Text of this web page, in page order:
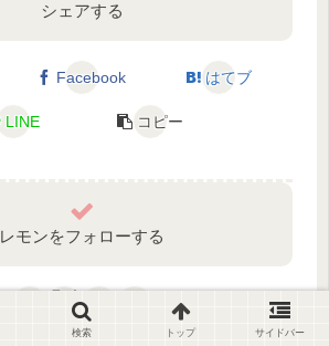
シェアする
Facebook はてブ
LINE コピー
レモンをフォローする
検索 トップ サイドバー